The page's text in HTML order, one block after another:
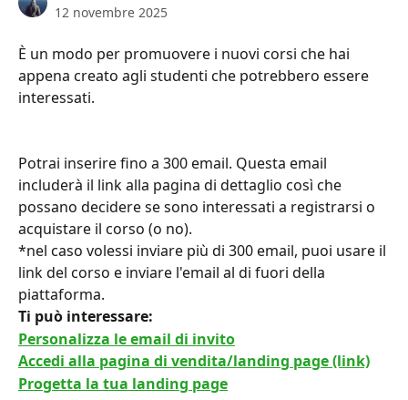
12 novembre 2025
È un modo per promuovere i nuovi corsi che hai
appena creato agli studenti che potrebbero essere
interessati.
Potrai inserire fino a 300 email. Questa email
includerà il link alla pagina di dettaglio così che
possano decidere se sono interessati a registrarsi o
acquistare il corso (o no).
*nel caso volessi inviare più di 300 email, puoi usare il
link del corso e inviare l'email al di fuori della
piattaforma.
Ti può interessare:
Personalizza le email di invito
Accedi alla pagina di vendita/landing page (link)
Progetta la tua landing page